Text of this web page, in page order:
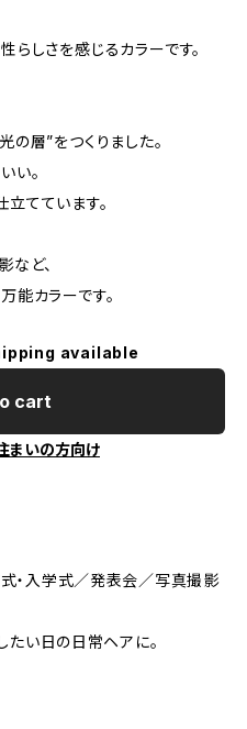
らしさを感じるカラーです。
層”をつくりました。
い。
てています。
など、
能カラーです。
available
cart
まいの方向け
・入学式／発表会／写真撮影
たい日の日常ヘアに。